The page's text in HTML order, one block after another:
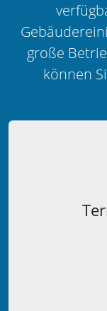
große
können